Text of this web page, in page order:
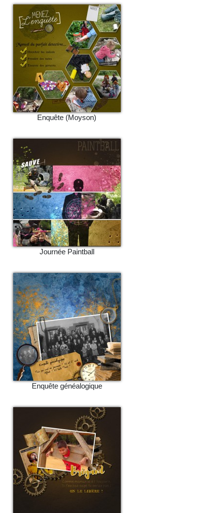
Enquête (Moyson)
Journée Paintball
Enquête généalogique